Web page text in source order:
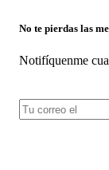
No te pierdas las
Notifíquenme